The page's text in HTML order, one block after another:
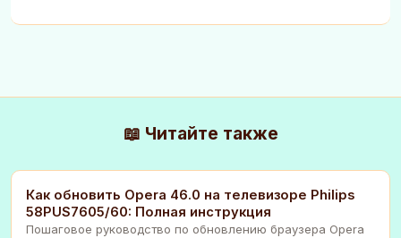
📖 Читайте также
Как обновить Opera 46.0 на телевизоре Philips
58PUS7605/60: Полная инструкция
Пошаговое руководство по обновлению браузера Opera